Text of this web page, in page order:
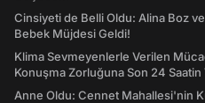
Cinsiyeti de Belli Oldu: Alina Boz
Bebek Müjdesi Geldi!
Klima Sevmeyenlerle Verilen
Konuşma Zorluğuna Son 24
Anne Oldu: Cennet Mahallesi'nin